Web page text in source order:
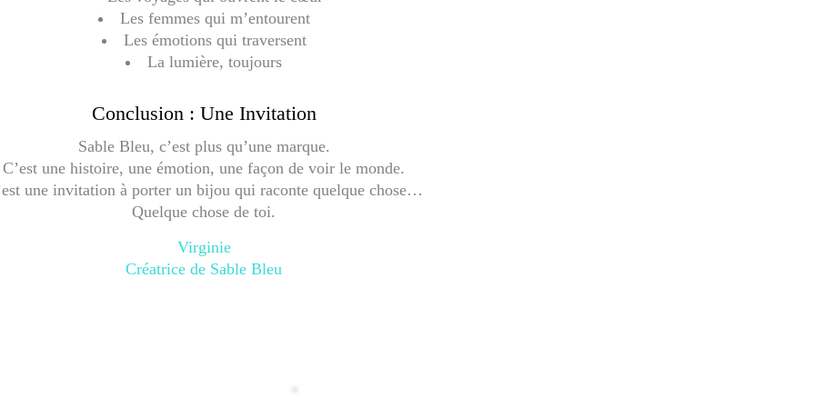
Les femmes qui m’entourent
Les émotions qui traversent
La lumière, toujours
Conclusion : Une Invitation
Virginie
Créatrice de Sable Bleu
Sable Bleu, c’est plus qu’une marque.
C’est une histoire, une émotion, une façon de voir le monde.
une invitation à porter un bijou qui raconte quelque chose…
Quelque chose de toi.